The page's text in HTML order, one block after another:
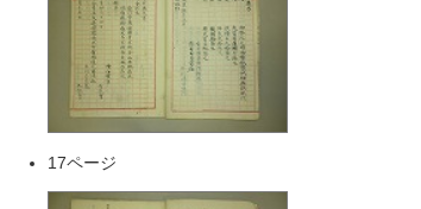
17ページ